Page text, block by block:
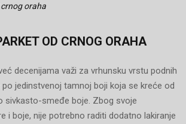
oraha
OD CRNOG ORAHA
decenijama važi za vrhunsku vrstu podnih
jedinstvenoj tamnoj boji koja se kreće od
sivkasto-smeđe boje. Zbog svoje
i boje, nije potrebno raditi dodatno lakiranje